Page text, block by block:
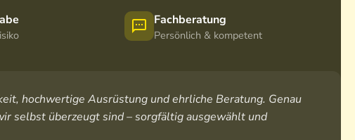
Fachberatung
Persönlich & kompetent
hochwertige Ausrüstung und ehrliche Beratung. Genau
selbst überzeugt sind – sorgfältig ausgewählt und